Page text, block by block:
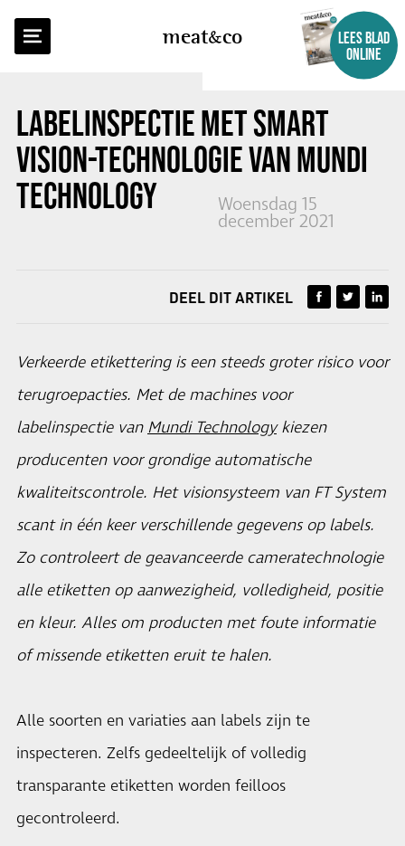
meatco
LEES BLAD
ONLINE
LABELINSPECTIE MET SMART
VISION-TECHNOLOGIE VAN MUNDI
TECHNOLOGY
Woensdag 15
december 2021
TERUG NAAR OVERZICHT
DEEL DIT ARTIKEL
Verkeerde etikettering is een steeds groter risico voor
terugroepacties. Met de machines voor
labelinspectie vanMundi Technologykiezen
producenten voor grondige automatische
kwaliteitscontrole. Het visionsysteem van FT System
scant in één keer verschillende gegevens op labels.
Zo controleert de geavanceerde cameratechnologie
alle etiketten op aanwezigheid, volledigheid, positie
en kleur. Alles om producten met foute informatie
of missende etiketten eruit te halen.
Alle soorten en variaties aan labels zijn te
inspecteren. Zelfs gedeeltelijk of volledig
transparante etiketten worden feilloos
gecontroleerd.